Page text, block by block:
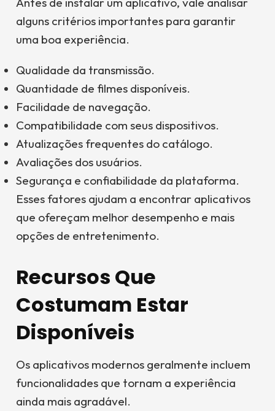
alguns critérios importantes para garantir
uma boa experiência.
Qualidade da transmissão.
Quantidade de filmes disponíveis.
Facilidade de navegação.
Compatibilidade com seus dispositivos.
Atualizações frequentes do catálogo.
Avaliações dos usuários.
Segurança e confiabilidade da plataforma.
Esses fatores ajudam a encontrar aplicativos
que ofereçam melhor desempenho e mais
opções de entretenimento.
Recursos Que
Costumam Estar
Disponíveis
Os aplicativos modernos geralmente incluem
funcionalidades que tornam a experiência
ainda mais agradável.